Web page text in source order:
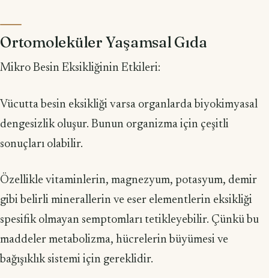
Ortomoleküler Yaşamsal Gıda
Mikro Besin Eksikliğinin Etkileri:
Vücutta besin eksikliği varsa organlarda biyokimyasal
dengesizlik oluşur. Bunun organizma için çeşitli
sonuçları olabilir.
Özellikle vitaminlerin, magnezyum, potasyum, demir
gibi belirli minerallerin ve eser elementlerin eksikliği
spesifik olmayan semptomları tetikleyebilir. Çünkü bu
maddeler metabolizma, hücrelerin büyümesi ve
bağışıklık sistemi için gereklidir.